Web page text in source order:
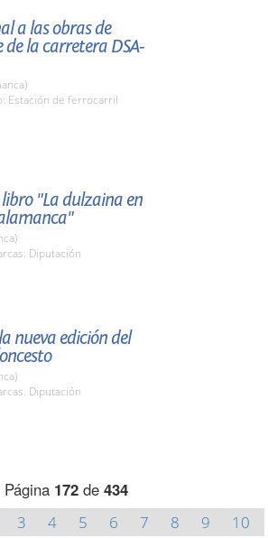
a las obras de
la carretera DSA-
Estación de ferrocarril
"La dulzaina en
Diputación
nueva edición del
Diputación
Página 172de 434
3 4 5 6 7 8 9
10